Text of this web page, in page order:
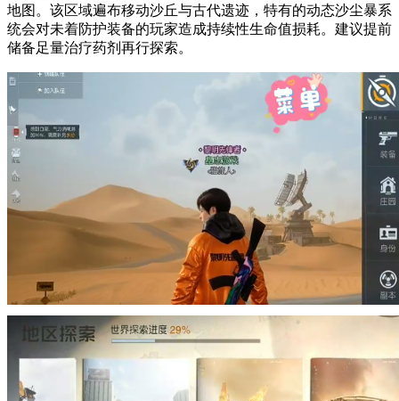
地图。该区域遍布移动沙丘与古代遗迹，特有的动态沙尘暴系
统会对未着防护装备的玩家造成持续性生命值损耗。建议提前
储备足量治疗药剂再行探索。